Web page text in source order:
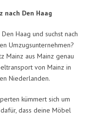
nach Den Haag
Haag und suchst nach
Umzugsunternehmen?
Mainz aus Mainz genau
von Mainz in
Niederlanden.
kümmert sich um
dass deine Möbel